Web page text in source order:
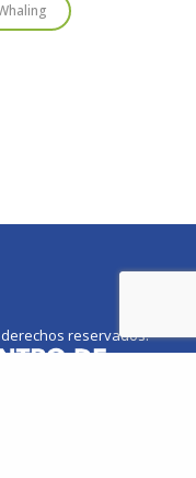
reservados.